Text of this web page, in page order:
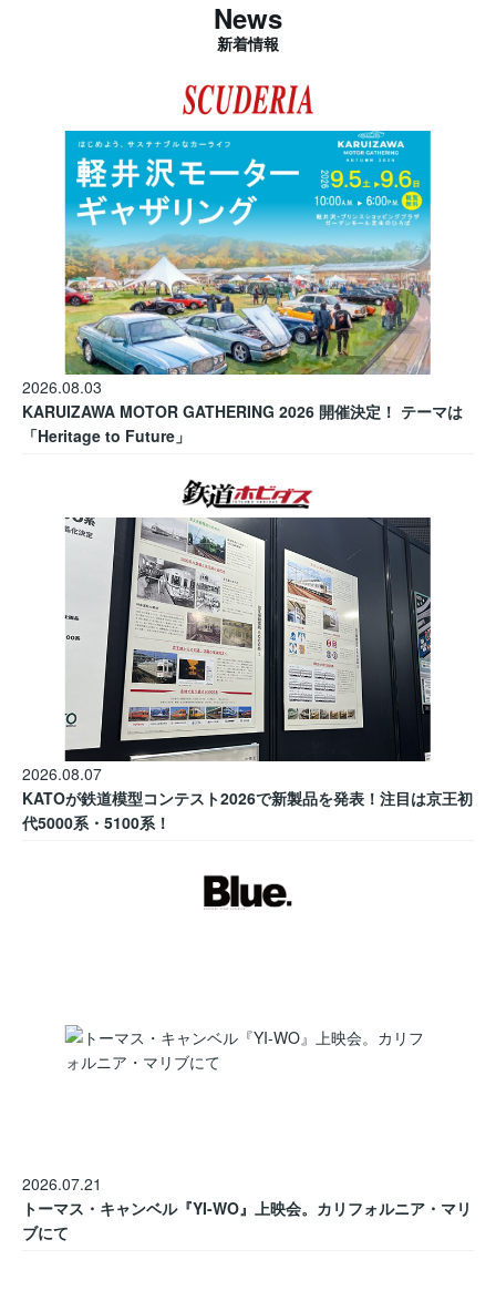
News
新着情報
2026.08.03
KARUIZAWA MOTOR GATHERING 2026 開催決定！ テーマは
「Heritage to Future」
2026.08.07
KATOが鉄道模型コンテスト2026で新製品を発表！注目は京王初
代5000系・5100系！
2026.07.21
トーマス・キャンベル『YI-WO』上映会。カリフォルニア・マリ
ブにて